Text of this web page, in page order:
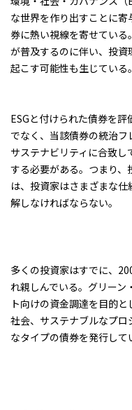
な世界を作り出すことに
券に熱い視線を寄せてい
が普及するのに伴い、投
起こす可能性も生じている。
ESGと付けられた債券を
でなく、当該債券の統治
サステナビリティに合致
する必要がある。つまり
は、投資家はさまざまな
解しなければならない。
多くの投資家はすでに、
れ親しんでいる。グリー
ト向けの資金調達を目的と
社会、サステナブルなプ
なタイプの債券を発行して